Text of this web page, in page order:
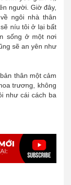
người. Giờ đây,
ngôi nhà thân
níu tôi ở lại bất
sống ở một nơi
sẽ an yên như
thân một cảm
trương, không
như cái cách ba